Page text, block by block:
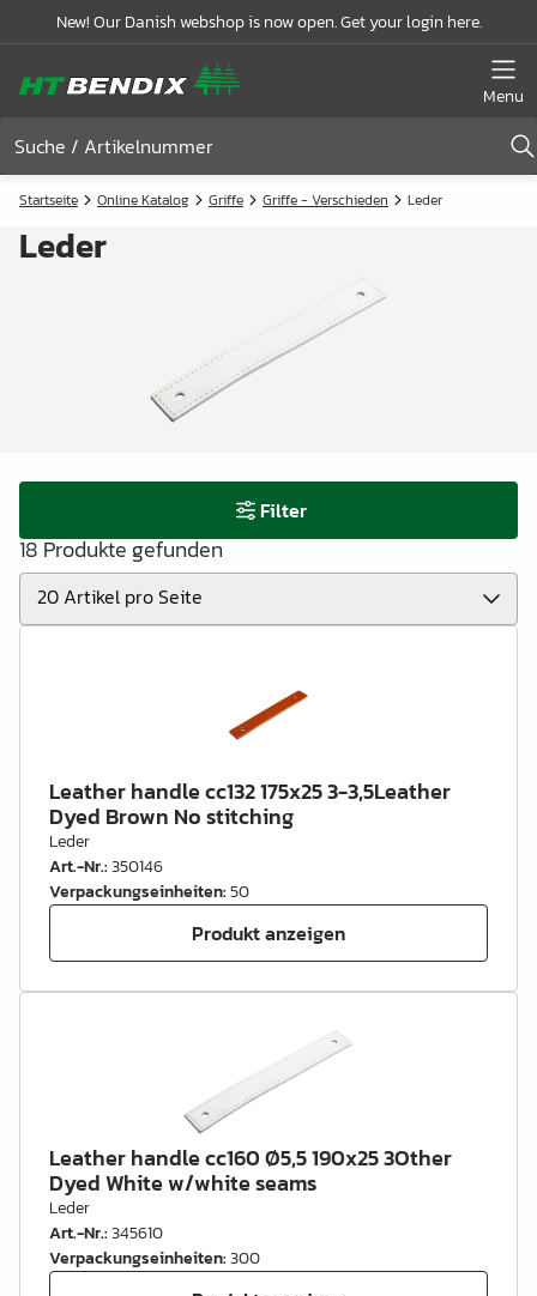
New! Our Danish webshop is now open. Get your login here.
Menu
Startseite Online Katalog Griffe Griffe - Verschieden Leder
Leder
Filter
18 Produkte gefunden
Leather handle cc132 175x25 3-3,5Leather
Dyed Brown No stitching
Leder
Art.-Nr.:350146
Verpackungseinheiten:50
Produkt anzeigen
Leather handle cc160 Ø5,5 190x25 3Other
Dyed White w/white seams
Leder
Art.-Nr.:345610
Verpackungseinheiten:300